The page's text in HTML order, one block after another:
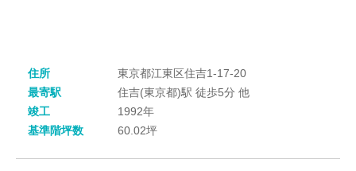
住所
東京都江東区住吉1-17-20
最寄駅
住吉(東京都)駅 徒歩5分 他
竣工
1992年
基準階坪数
60.02坪